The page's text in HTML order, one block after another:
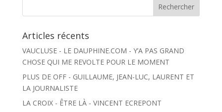
Articles récents
VAUCLUSE - LE DAUPHINE.COM - Y’A PAS GRAND
CHOSE QUI ME REVOLTE POUR LE MOMENT
PLUS DE OFF - GUILLAUME, JEAN-LUC, LAURENT ET
LA JOURNALISTE
LA CROIX - ÊTRE LÀ - VINCENT ECREPONT